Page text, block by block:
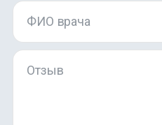
ФИО врача
Отзыв